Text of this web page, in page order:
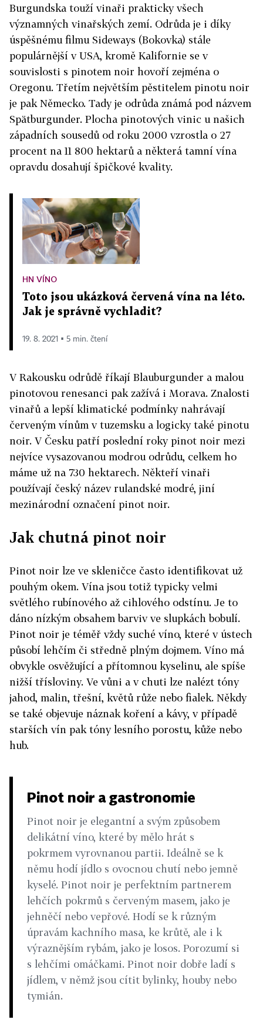
Burgundska touží vinaři prakticky všech
významných vinařských zemí. Odrůda je i díky
úspěšnému filmu Sideways (Bokovka) stále
populárnější v USA, kromě Kalifornie se v
souvislosti s pinotem noir hovoří zejména o
Oregonu. Třetím největším pěstitelem pinotu noir
je pak Německo. Tady je odrůda známá pod názvem
Spätburgunder. Plocha pinotových vinic u našich
západních sousedů od roku 2000 vzrostla o 27
procent na 11 800 hektarů a některá tamní vína
opravdu dosahují špičkové kvality.
HN VÍNO
Toto jsou ukázková červená vína na léto.
Jak je správně vychladit?
19. 8. 2021 ▪ 5 min. čtení
V Rakousku odrůdě říkají Blauburgunder a malou
pinotovou renesanci pak zažívá i Morava. Znalosti
vinařů a lepší klimatické podmínky nahrávají
červeným vínům v tuzemsku a logicky také pinotu
noir. V Česku patří poslední roky pinot noir mezi
nejvíce vysazovanou modrou odrůdu, celkem ho
máme už na 730 hektarech. Někteří vinaři
používají český název rulandské modré, jiní
mezinárodní označení pinot noir.
Jak chutná pinot noir
Pinot noir lze ve skleničce často identifikovat už
pouhým okem. Vína jsou totiž typicky velmi
světlého rubínového až cihlového odstínu. Je to
dáno nízkým obsahem barviv ve slupkách bobulí.
Pinot noir je téměř vždy suché víno, které v ústech
působí lehčím či středně plným dojmem. Víno má
obvykle osvěžující a přítomnou kyselinu, ale spíše
nižší třísloviny. Ve vůni a v chuti lze nalézt tóny
jahod, malin, třešní, květů růže nebo fialek. Někdy
se také objevuje náznak koření a kávy, v případě
starších vín pak tóny lesního porostu, kůže nebo
hub.
Pinot noir a gastronomie
Pinot noir je elegantní a svým způsobem
delikátní víno, které by mělo hrát s
pokrmem vyrovnanou partii. Ideálně se k
němu hodí jídlo s ovocnou chutí nebo jemně
kyselé. Pinot noir je perfektním partnerem
lehčích pokrmů s červeným masem, jako je
jehněčí nebo vepřové. Hodí se k různým
úpravám kachního masa, ke krůtě, ale i k
výraznějším rybám, jako je losos. Porozumí si
s lehčími omáčkami. Pinot noir dobře ladí s
jídlem, v němž jsou cítit bylinky, houby nebo
tymián.